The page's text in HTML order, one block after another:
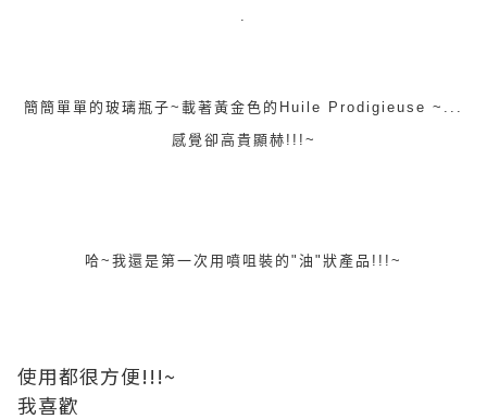
.
簡簡單單的玻璃瓶子~載著黃金色的Huile Prodigieuse ~...
感覺卻高貴顯赫!!!~
哈~我還是第一次用噴咀裝的"油"狀產品!!!~
使用都很方便!!!~
我喜歡